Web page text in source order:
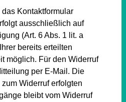
Kontaktformular
ausschließlich auf
(Art. 6 Abs. 1 lit. a
bereits erteilten
möglich. Für den Widerruf
per E-Mail. Die
Widerruf erfolgten
bleibt vom Widerruf